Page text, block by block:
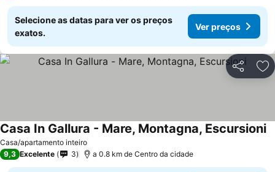
Selecione as datas para ver os preços
exatos.
Ver preços
Partilhar
Casa/apartamento inteiro
Casa In Gallura - Mare, Montagna, Escursioni
9,3 Excelente 3 a 0.8 km de Centro da cidade